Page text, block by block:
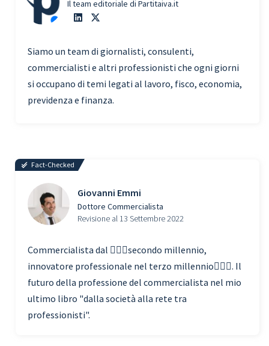
Il team editoriale di Partitaiva.it
Siamo un team di giornalisti, consulenti,
commercialisti e altri professionisti che ogni giorni
si occupano di temi legati al lavoro, fisco, economia,
previdenza e finanza.
Fact-Checked
Giovanni Emmi
Dottore Commercialista
Revisione al 13 Settembre 2022
Commercialista dal 🧗🏾‍♀️secondo millennio,
innovatore professionale nel terzo millennio🏃🏾‍♂️. Il
futuro della professione del commercialista nel mio
ultimo libro "dalla società alla rete tra
professionisti".